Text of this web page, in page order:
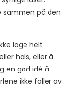
sammen på den
lage helt
hals, eller å
en god idé å
ikke faller av